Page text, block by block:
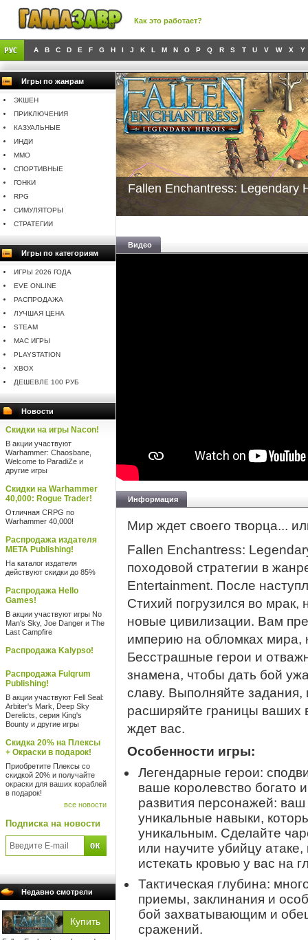
Как это работает?
A B C D E F G H I J K L M N O P Q R S T U V W X Y
Игры по жанрам
ЭКШЕН
ПРИКЛЮЧЕНИЯ
КАЗУАЛЬНЫЕ
ИНДИ
MMO
СПОРТИВНЫЕ
ГОНКИ
RPG
СИМУЛЯТОРЫ
СТРАТЕГИИ
Игры по категориям
ИГРЫ 2026 ГОДА
EVE ONLINE
РАСПРОДАЖА
ЛУЧШАЯ ЦЕНА
STEAM
MAC ИГРЫ
PLAYSTATION
XBOX
ДЕШЕВЛЕ 100 РУБ
Новости
Скидки на игры Nacon!
В акции участвуют
Warhammer: Chaosbane,
Welcome to ParadiZe и
другие игры
Скидки на Warhammer
40,000: Rogue Trader!
Отличная CRPG по
Warhammer 40,000!
Распродажа издателя
META Publishing!
На каталог издателя
действуют скидки до 85%
Распродажа Hello
Games!
В акции участвуют игры No
Man's Sky, Joe Danger и The
Last Campfire
Распродажа Kalypso!
Распродажа Fulqrum
Publishing!
В акции участвуют Fell Seal:
Arbiter's Mark, Deep Sky
Derelicts, серия King's
Bounty и другие игры
Скидка 20% на Плексы
+ Окраски в подарок!
Приобретите Плексы со
скидкой 20% и получайте
окраски для ваших кораблей
в подарок!
все новости
Подписка на новости
Недавно смотрели
Fallen Enchantress: Legendary
Видео
Информация
Мир ждет своего творца...
Fallen Enchantress:
походовой стратегии в
Entertainment. После
Стихий погрузился во
новые цивилизации. Вам
империю на обломках мира,
Бесстрашные герои и
знамена, чтобы дать бой
славу. Выполняйте
расширяйте границы ваших
ждет вас.
Особенности игры:
Легендарные герои:
ваше королевство богато
развития персонажей:
уникальные навыки,
уникальным. Сделайте
или научите убийцу
истекать кровью у вас на
Тактическая глубина:
приемы, заклинания и
бой захватывающим и
сражений.